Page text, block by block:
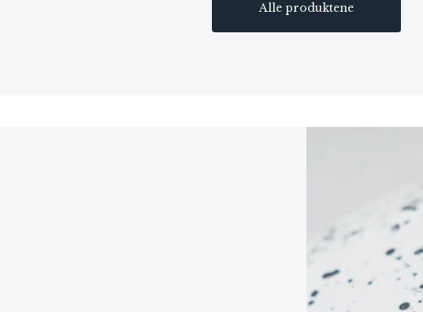
Alle produktene